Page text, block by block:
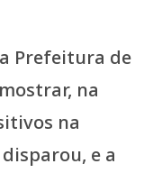
Prefeitura de
na
na
e a